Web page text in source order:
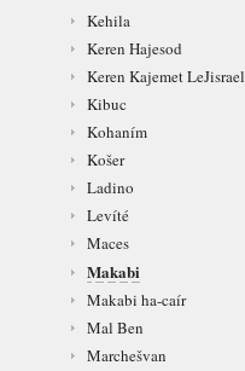
Kehila
Keren Hajesod
Keren Kajemet LeJisrael
Kibuc
Kohaním
Košer
Ladino
Levíté
Maces
Makabi
Makabi ha-caír
Mal Ben
Marchešvan